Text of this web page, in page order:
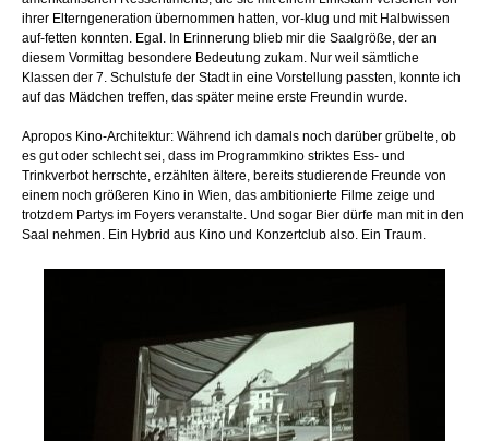
ihrer Elterngeneration übernommen hatten, vor-klug und mit Halbwissen
auf-fetten konnten. Egal. In Erinnerung blieb mir die Saalgröße, der an
diesem Vormittag besondere Bedeutung zukam. Nur weil sämtliche
Klassen der 7. Schulstufe der Stadt in eine Vorstellung passten, konnte ich
auf das Mädchen treffen, das später meine erste Freundin wurde.
Apropos Kino-Architektur: Während ich damals noch darüber grübelte, ob
es gut oder schlecht sei, dass im Programmkino striktes Ess- und
Trinkverbot herrschte, erzählten ältere, bereits studierende Freunde von
einem noch größeren Kino in Wien, das ambitionierte Filme zeige und
trotzdem Partys im Foyers veranstalte. Und sogar Bier dürfe man mit in den
Saal nehmen. Ein Hybrid aus Kino und Konzertclub also. Ein Traum.